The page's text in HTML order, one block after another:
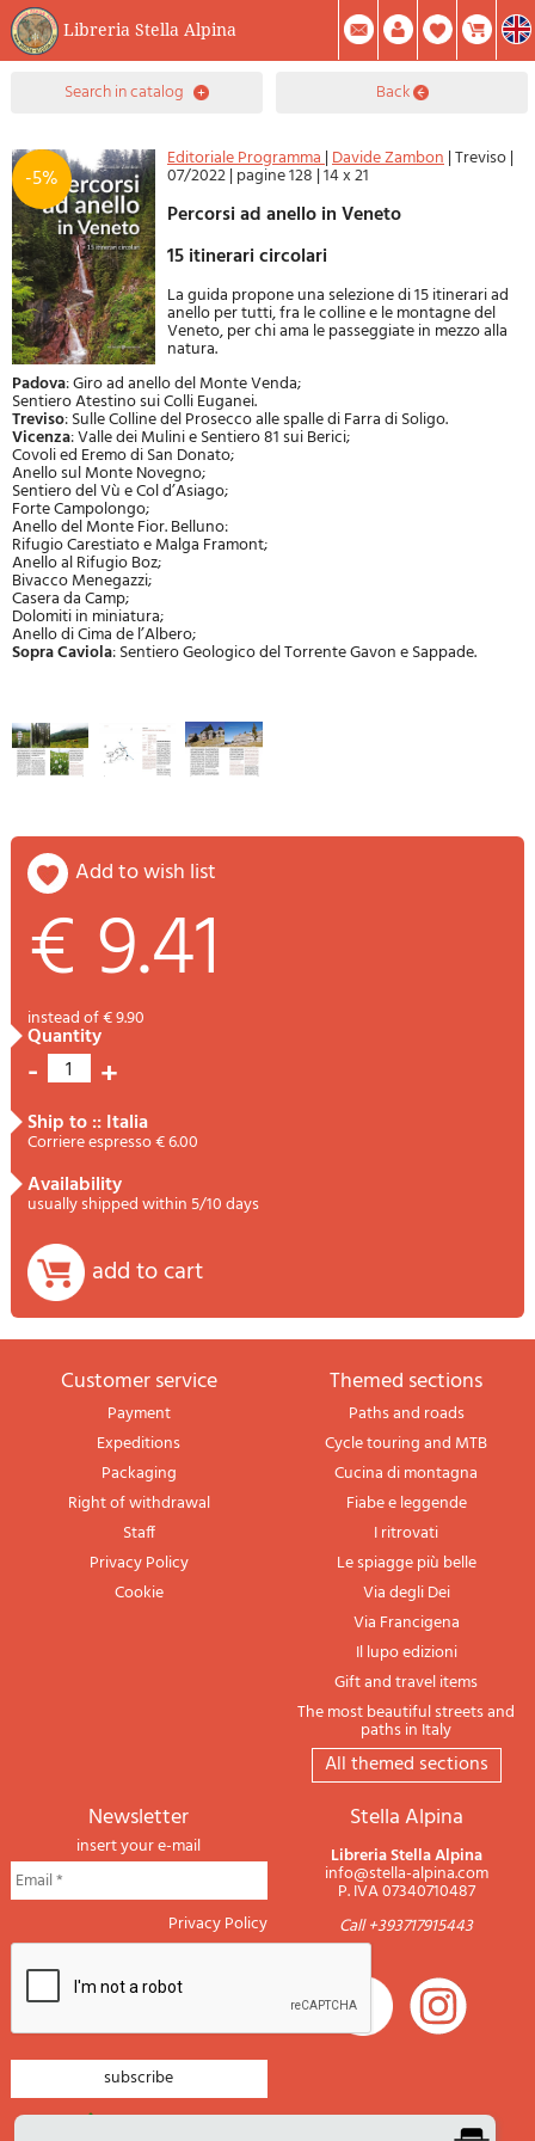
Libreria Stella Alpina
0Item(s) In Your Cart
Summary
Facebook
Create Account Mod. Password
search in catalog back
-5%
Editoriale Programma|Davide Zambon|Treviso|
07/2022| pagine 128 |14 x 21
Percorsi ad anello in Veneto
15 itinerari circolari
La guida propone una selezione di 15 itinerari ad
anello per tutti, fra le colline e le montagne del
Veneto, per chi ama le passeggiate in mezzo alla
natura.
Padova: Giro ad anello del Monte Venda;
Sentiero Atestino sui Colli Euganei.
Treviso: Sulle Colline del Prosecco alle spalle di Farra di Soligo.
Vicenza: Valle dei Mulini e Sentiero 81 sui Berici;
Covoli ed Eremo di San Donato;
Anello sul Monte Novegno;
Sentiero del Vù e Col d’Asiago;
Forte Campolongo;
Anello del Monte Fior. Belluno:
Rifugio Carestiato e Malga Framont;
Anello al Rifugio Boz;
Bivacco Menegazzi;
Casera da Camp;
Dolomiti in miniatura;
Anello di Cima de l’Albero;
Sopra Caviola: Sentiero Geologico del Torrente Gavon e Sappade.
add to wish list
€ 9.41
instead of € 9.90
quantity
- 1 +
ship to :: Italia
Corriere espresso € 6.00
availability
usually shipped within 5/10 days
add to cart
Customer service
Payment
Expeditions
Packaging
Right of withdrawal
Staff
Privacy Policy
Cookie
themed sections
Paths and roads
Cycle touring and MTB
Cucina di montagna
Fiabe e leggende
I ritrovati
Le spiagge più belle
Via degli Dei
Via Francigena
Il lupo edizioni
Gift and travel items
The most beautiful streets and
paths in Italy
All themed sections
newsletter
insert your e-mail
Privacy Policy
Stella Alpina
Libreria Stella Alpina
info@stella-alpina.com
P. IVA 07340710487
Call +393717915443